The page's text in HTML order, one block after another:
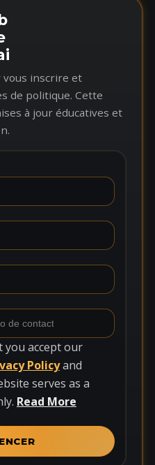
vous inscrire et
de politique. Cette
à jour éducatives et
you accept our
Policyand
serves as a
Read More